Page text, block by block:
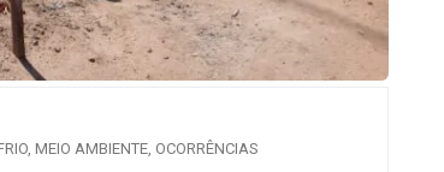
MEIO AMBIENTE OCORRÊNCIAS